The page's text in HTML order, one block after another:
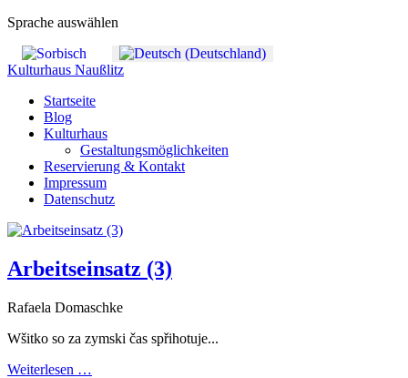
Sprache auswählen
Kulturhaus Naußlitz
Startseite
Blog
Kulturhaus
Gestaltungsmöglichkeiten
Reservierung & Kontakt
Impressum
Datenschutz
Arbeitseinsatz (3)
Rafaela Domaschke
Wšitko so za zymski čas spřihotuje...
Weiterlesen …